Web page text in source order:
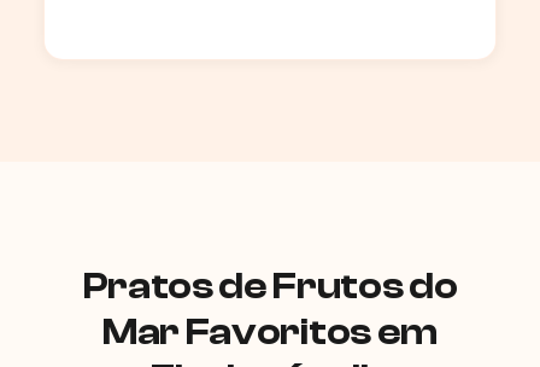
Pratos de Frutos do
Mar Favoritos em